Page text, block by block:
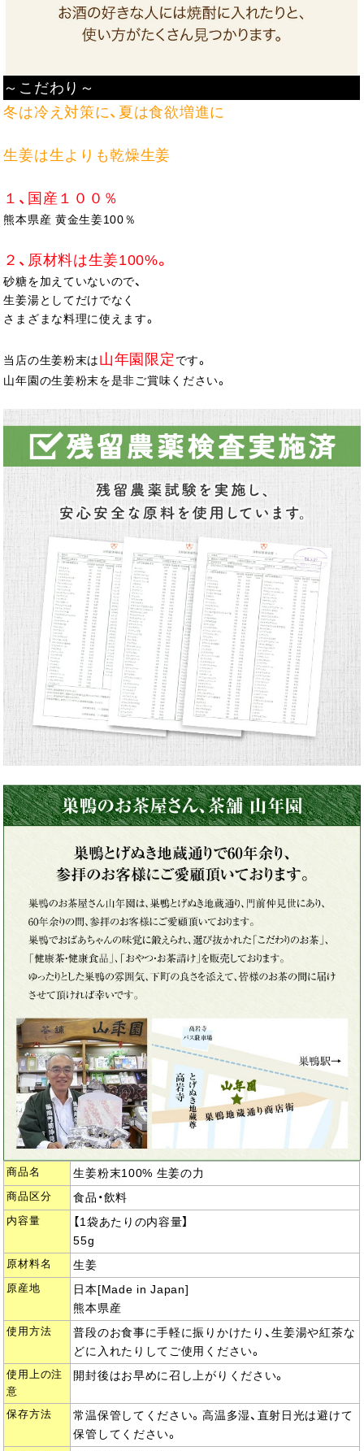
～こだわり～
冬は冷え対策に、夏は食欲増進に
生姜は生よりも乾燥生姜
１、国産１００％
熊本県産 黄金生姜100％
２、原材料は生姜100%。
砂糖を加えていないので、
生姜湯としてだけでなく
さまざまな料理に使えます。
当店の生姜粉末は山年園限定 です。
山年園の生姜粉末を是非ご賞味ください。
商品名 生姜粉末100% 生姜の力
商品区分 食品・飲料
内容量
【1袋あたりの内容量】
55g
原材料名 生姜
原産地
日本[Made in Japan]
熊本県産
使用方法
普段のお食事に手軽に振りかけたり、生姜湯や紅茶な
どに入れたりしてご使用ください。
使用上の注
意
開封後はお早めに召し上がりください。
保存方法
常温保管してください。高温多湿、直射日光は避けて
保管してください。